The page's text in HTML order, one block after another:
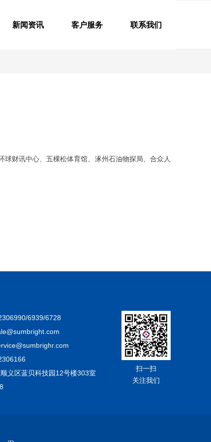
新闻资讯 客户服务 联系我们
财讯中心、五棵松体育馆、涿州石油物探局、合众人
扫一扫
关注我们
6939/6728
义区蓝贝科技园12号楼303室